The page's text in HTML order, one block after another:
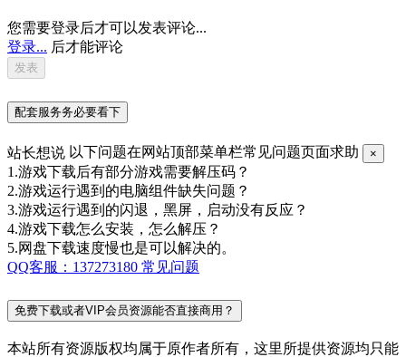
您需要登录后才可以发表评论...
登录... 后才能评论
配套服务务必要看下
站长想说 以下问题在网站顶部菜单栏常见问题页面求助 ×
1.游戏下载后有部分游戏需要解压码？
2.游戏运行遇到的电脑组件缺失问题？
3.游戏运行遇到的闪退，黑屏，启动没有反应？
4.游戏下载怎么安装，怎么解压？
5.网盘下载速度慢也是可以解决的。
QQ客服：137273180 常见问题
免费下载或者VIP会员资源能否直接商用？
本站所有资源版权均属于原作者所有，这里所提供资源均只能